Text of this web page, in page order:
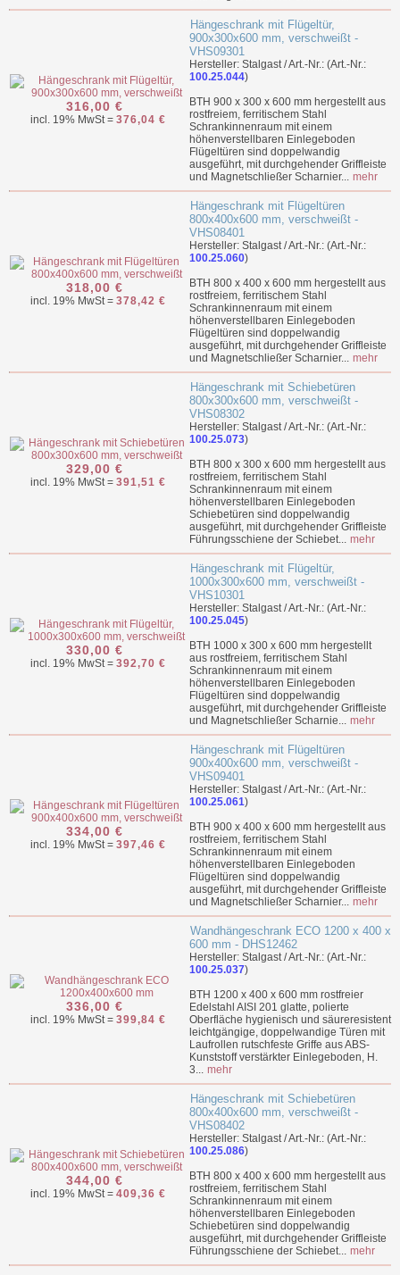
316,00 €
incl. 19% MwSt = 376,04 €
Hängeschrank mit Flügeltür,
900x300x600 mm, verschweißt -
VHS09301
Hersteller: Stalgast / Art.-Nr.: (Art.-Nr.:
100.25.044)
BTH 900 x 300 x 600 mm hergestellt aus
rostfreiem, ferritischem Stahl
Schrankinnenraum mit einem
höhenverstellbaren Einlegeboden
Flügeltüren sind doppelwandig
ausgeführt, mit durchgehender Griffleiste
und Magnetschließer Scharnier... mehr
318,00 €
incl. 19% MwSt = 378,42 €
Hängeschrank mit Flügeltüren
800x400x600 mm, verschweißt -
VHS08401
Hersteller: Stalgast / Art.-Nr.: (Art.-Nr.:
100.25.060)
BTH 800 x 400 x 600 mm hergestellt aus
rostfreiem, ferritischem Stahl
Schrankinnenraum mit einem
höhenverstellbaren Einlegeboden
Flügeltüren sind doppelwandig
ausgeführt, mit durchgehender Griffleiste
und Magnetschließer Scharnier... mehr
329,00 €
incl. 19% MwSt = 391,51 €
Hängeschrank mit Schiebetüren
800x300x600 mm, verschweißt -
VHS08302
Hersteller: Stalgast / Art.-Nr.: (Art.-Nr.:
100.25.073)
BTH 800 x 300 x 600 mm hergestellt aus
rostfreiem, ferritischem Stahl
Schrankinnenraum mit einem
höhenverstellbaren Einlegeboden
Schiebetüren sind doppelwandig
ausgeführt, mit durchgehender Griffleiste
Führungsschiene der Schiebet... mehr
330,00 €
incl. 19% MwSt = 392,70 €
Hängeschrank mit Flügeltür,
1000x300x600 mm, verschweißt -
VHS10301
Hersteller: Stalgast / Art.-Nr.: (Art.-Nr.:
100.25.045)
BTH 1000 x 300 x 600 mm hergestellt
aus rostfreiem, ferritischem Stahl
Schrankinnenraum mit einem
höhenverstellbaren Einlegeboden
Flügeltüren sind doppelwandig
ausgeführt, mit durchgehender Griffleiste
und Magnetschließer Scharnie... mehr
334,00 €
incl. 19% MwSt = 397,46 €
Hängeschrank mit Flügeltüren
900x400x600 mm, verschweißt -
VHS09401
Hersteller: Stalgast / Art.-Nr.: (Art.-Nr.:
100.25.061)
BTH 900 x 400 x 600 mm hergestellt aus
rostfreiem, ferritischem Stahl
Schrankinnenraum mit einem
höhenverstellbaren Einlegeboden
Flügeltüren sind doppelwandig
ausgeführt, mit durchgehender Griffleiste
und Magnetschließer Scharnier... mehr
336,00 €
incl. 19% MwSt = 399,84 €
Wandhängeschrank ECO 1200 x 400 x
600 mm - DHS12462
Hersteller: Stalgast / Art.-Nr.: (Art.-Nr.:
100.25.037)
BTH 1200 x 400 x 600 mm rostfreier
Edelstahl AISI 201 glatte, polierte
Oberfläche hygienisch und säureresistent
leichtgängige, doppelwandige Türen mit
Laufrollen rutschfeste Griffe aus ABS-
Kunststoff verstärkter Einlegeboden, H.
3... mehr
344,00 €
incl. 19% MwSt = 409,36 €
Hängeschrank mit Schiebetüren
800x400x600 mm, verschweißt -
VHS08402
Hersteller: Stalgast / Art.-Nr.: (Art.-Nr.:
100.25.086)
BTH 800 x 400 x 600 mm hergestellt aus
rostfreiem, ferritischem Stahl
Schrankinnenraum mit einem
höhenverstellbaren Einlegeboden
Schiebetüren sind doppelwandig
ausgeführt, mit durchgehender Griffleiste
Führungsschiene der Schiebet... mehr